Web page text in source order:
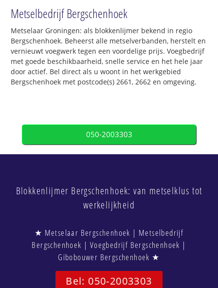
Metselbedrijf Bergschenhoek
Metselaar Groningen: als blokkenlijmer bekend in regio
Bergschenhoek. Beheerst alle metselverbanden, herstelt en
vernieuwt voegwerk tegen een voordelige prijs. Voegbedrijf
met goede beschikbaarheid, snelle service en het hele jaar
door actief. Bel direct als u woont in het werkgebied
Bergschenhoek met postcode(s) 2661, 2662 en omgeving.
050-2003303
Blokkenlijmer Bergschenhoek: van metselklus tot
werkelijkheid
★ Metselaar Bergschenhoek | Metselbedrijf
Bergschenhoek | Voegbedrijf Bergschenhoek |
Gibobouwer Bergschenhoek ★
Bel: 050-2003303